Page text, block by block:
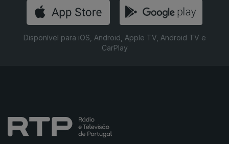
Disponível para iOS, Android, Apple TV, Android TV e
CarPlay